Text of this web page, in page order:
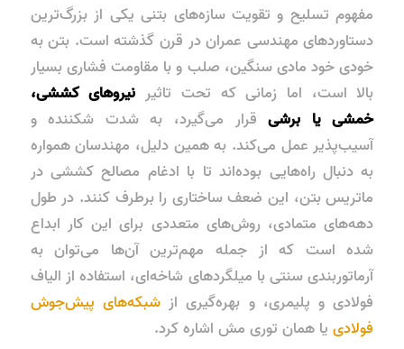
مفهوم تسلیح و تقویت سازه‌های بتنی یکی از بزرگ‌ترین
دستاوردهای مهندسی عمران در قرن گذشته است. بتن به
خودی خود مادی سنگین، صلب و با مقاومت فشاری بسیار
بالا است، اما زمانی که تحت تاثیر نیروهای کششی،
خمشی یا برشیقرار می‌گیرد، به شدت شکننده و
آسیب‌پذیر عمل می‌کند. به همین دلیل، مهندسان همواره
به دنبال راه‌هایی بوده‌اند تا با ادغام مصالح کششی در
ماتریس بتن، این ضعف ساختاری را برطرف کنند. در طول
دهه‌های متمادی، روش‌های متعددی برای این کار ابداع
شده است که از جمله مهم‌ترین آن‌ها می‌توان به
آرماتوربندی سنتی با میلگردهای شاخه‌ای، استفاده از الیاف
فولادی و پلیمری، و بهره‌گیری ازشبکه‌های پیش‌جوش
فولادییا همان توری مش اشاره کرد.